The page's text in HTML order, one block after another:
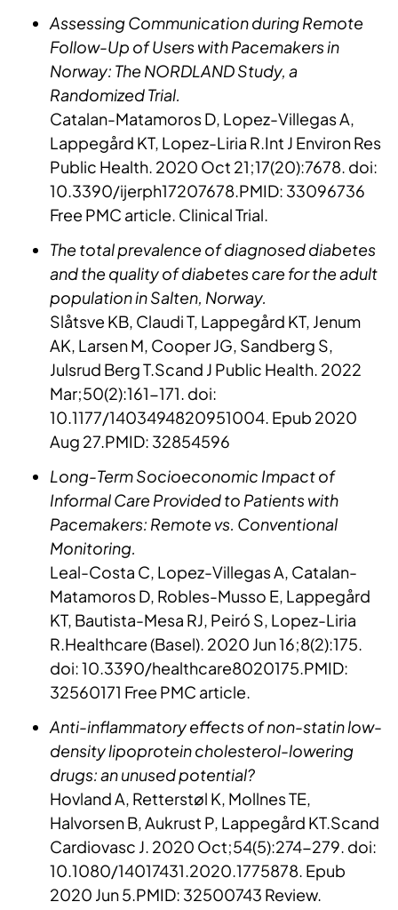
Assessing Communication during Remote
Follow-Up of Users with Pacemakers in
Norway: The NORDLAND Study, a
Randomized Trial.
Catalan-Matamoros D, Lopez-Villegas A,
Lappegård KT, Lopez-Liria R.Int J Environ Res
Public Health. 2020 Oct 21;17(20):7678. doi:
10.3390/ijerph17207678.PMID: 33096736
Free PMC article. Clinical Trial.
The total prevalence of diagnosed diabetes
and the quality of diabetes care for the adult
population in Salten, Norway.
Slåtsve KB, Claudi T, Lappegård KT, Jenum
AK, Larsen M, Cooper JG, Sandberg S,
Julsrud Berg T.Scand J Public Health. 2022
Mar;50(2):161-171. doi:
10.1177/1403494820951004. Epub 2020
Aug 27.PMID: 32854596
Long-Term Socioeconomic Impact of
Informal Care Provided to Patients with
Pacemakers: Remote vs. Conventional
Monitoring.
Leal-Costa C, Lopez-Villegas A, Catalan-
Matamoros D, Robles-Musso E, Lappegård
KT, Bautista-Mesa RJ, Peiró S, Lopez-Liria
R.Healthcare (Basel). 2020 Jun 16;8(2):175.
doi: 10.3390/healthcare8020175.PMID:
32560171 Free PMC article.
Anti-inflammatory effects of non-statin low-
density lipoprotein cholesterol-lowering
drugs: an unused potential?
Hovland A, Retterstøl K, Mollnes TE,
Halvorsen B, Aukrust P, Lappegård KT.Scand
Cardiovasc J. 2020 Oct;54(5):274-279. doi:
10.1080/14017431.2020.1775878. Epub
2020 Jun 5.PMID: 32500743 Review.